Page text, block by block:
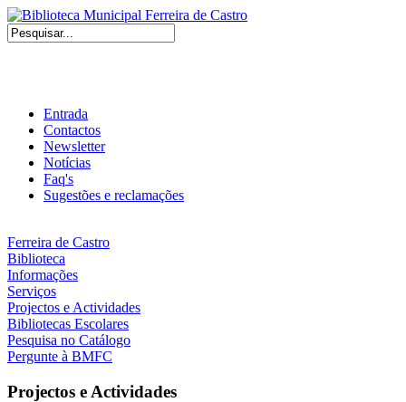
Entrada
Contactos
Newsletter
Notícias
Faq's
Sugestões e reclamações
Ferreira de Castro
Biblioteca
Informações
Serviços
Projectos e Actividades
Bibliotecas Escolares
Pesquisa no Catálogo
Pergunte à BMFC
Projectos e Actividades